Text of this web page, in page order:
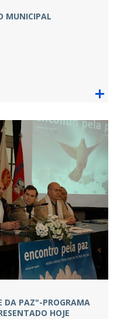
MUNICIPAL
DA PAZ"-PROGRAMA
HOJE